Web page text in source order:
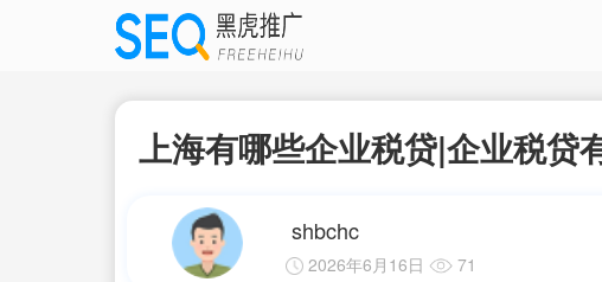
上海有哪些企业税贷|企业税贷
shbchc
2026年6月16日 71